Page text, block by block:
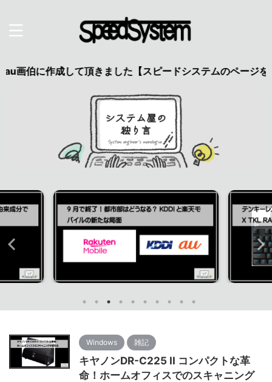
に作成して頂きました【スピードシステムのページを見た
Windows 雑記
キヤノンDR-C225 II コンパクトな革
命！ホームオフィスでのスキャニング